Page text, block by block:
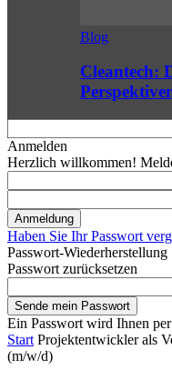
Blog
Cleantech:
Anmelden
Herzlich willkommen!
Haben Sie Ihr Passwort
Passwort-Wiederherstellung
Passwort zurücksetzen
Ein Passwort wird Ihnen
Start Projektentwickler als
(m/w/d)